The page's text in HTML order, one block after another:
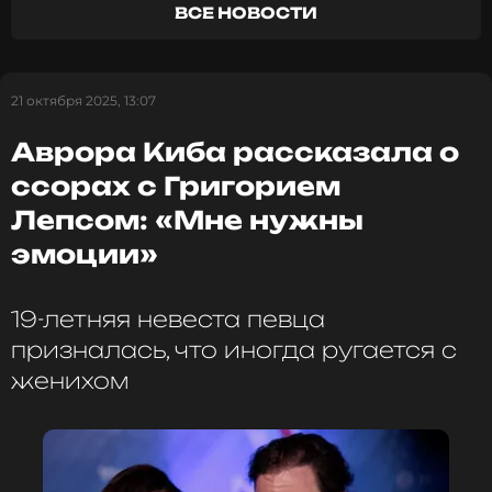
ее дочь лишь защищала семью. «Просто, когда
ФОТО: ТАСС
Читайте нас в Телеграме, чтобы
оставаться в курсе событий
ПОДПИСАТЬСЯ
ВСЕ НОВОСТИ
21 октября 2025, 13:07
Аврора Киба рассказала о
ссорах с Григорием
Лепсом: «Мне нужны
эмоции»
19-летняя невеста певца
призналась, что иногда ругается с
женихом